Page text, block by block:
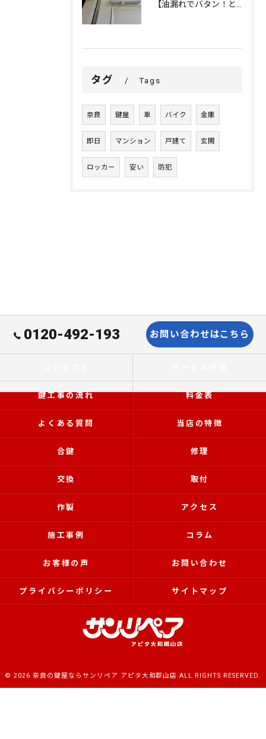
タグ Tags
奈良 鍵屋 車 バイク 金庫
即日 マンション 戸建て 玄関
ロッカー 安い 防犯
0120-492-193 お問い合わせはこちら
鍵工事の流れ 料金表
よくある質問 当店の特徴
合鍵 修理
交換 取付
作製 アクセス
施工事例 コラム
お客様の声 お問い合わせ
プライバシーポリシー サイトマップ
© 2026 奈良の鍵屋ならサンリペア アピタ大和郡山店 ALL RIGHTS RESERVED.